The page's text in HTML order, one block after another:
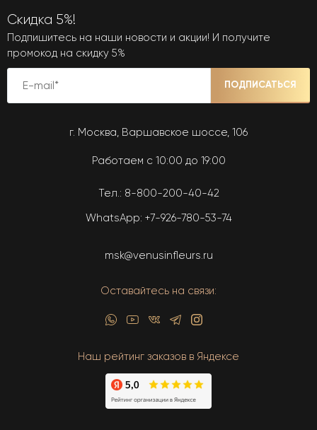
Скидка 5%!
Подпишитесь на наши новости и акции! И получите
промокод на скидку 5%
ПОДПИСАТЬСЯ
г. Москва, Варшавское шоссе, 106
Работаем с 10:00 до 19:00
Тел.: 8-800-200-40-42
WhatsApp: +7-926-780-53-74
msk@venusinfleurs.ru
Оставайтесь на связи:
Наш рейтинг заказов в Яндексе